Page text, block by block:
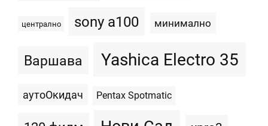
централно sony a100 минимално
Варшава Yashica Electro 35
аутоОкидач Pentax Spotmatic